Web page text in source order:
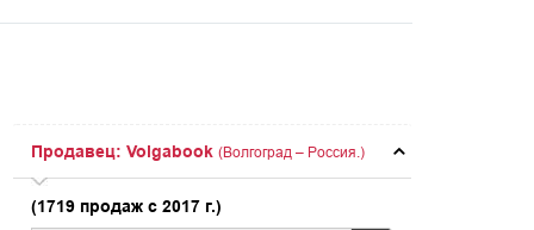
Продавец: Volgabook (Волгоград – Россия.)
(1719 продаж с 2017 г.)